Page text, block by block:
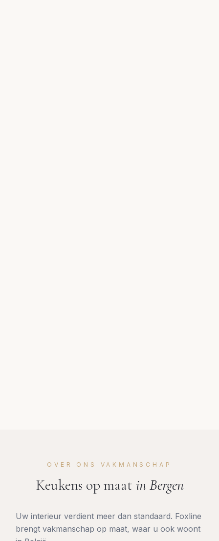
OVER ONS VAKMANSCHAP
Keukens op maat inBergen
Uw interieur verdient meer dan standaard. Foxline
brengt vakmanschap op maat, waar u ook woont